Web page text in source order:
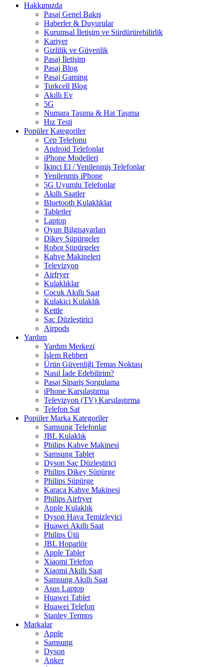
Hakkımızda
Pasaj Genel Bakış
Haberler & Duyurular
Kurumsal İletişim ve Sürdürürebilirlik
Kariyer
Gizlilik ve Güvenlik
Pasaj İletişim
Pasaj Blog
Pasaj Gaming
Turkcell Blog
Akıllı Ev
5G
Numara Taşıma & Hat Taşıma
Hız Testi
Popüler Kategoriler
Cep Telefonu
Android Telefonlar
iPhone Modelleri
İkinci El / Yenilenmiş Telefonlar
Yenilenmiş iPhone
5G Uyumlu Telefonlar
Akıllı Saatler
Bluetooth Kulaklıklar
Tabletler
Laptop
Oyun Bilgisayarları
Dikey Süpürgeler
Robot Süpürgeler
Kahve Makineleri
Televizyon
Airfryer
Kulaklıklar
Çocuk Akıllı Saat
Kulakiçi Kulaklık
Kettle
Saç Düzleştirici
Airpods
Yardım
Yardım Merkezi
İşlem Rehberi
Ürün Güvenliği Temas Noktası
Nasıl İade Edebilirim?
Pasaj Sipariş Sorgulama
iPhone Karşılaştırma
Televizyon (TV) Karşılaştırma
Telefon Sat
Popüler Marka Kategoriler
Samsung Telefonlar
JBL Kulaklık
Philips Kahve Makinesi
Samsung Tablet
Dyson Saç Düzleştirici
Philips Dikey Süpürge
Philips Süpürge
Karaca Kahve Makinesi
Philips Airfryer
Apple Kulaklık
Dyson Hava Temizleyici
Huawei Akıllı Saat
Philips Ütü
JBL Hoparlör
Apple Tablet
Xiaomi Telefon
Xiaomi Akıllı Saat
Samsung Akıllı Saat
Asus Laptop
Huawei Tablet
Huawei Telefon
Stanley Termos
Markalar
Apple
Samsung
Dyson
Anker